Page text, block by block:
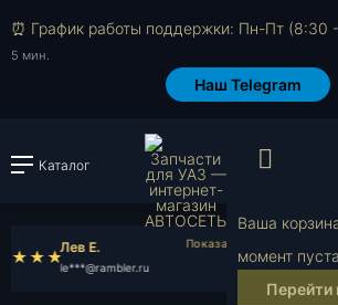
⏰ График работы поддержки: Пн-Пт (8:30
5 мин.
Наш Telegram
Каталог Войти или
Ваша
момент
Перейти
Лев Е.
le***@rambler.ru